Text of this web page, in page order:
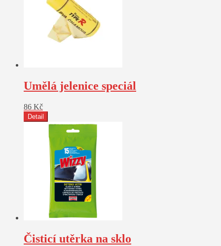
Umělá jelenice speciál
86 Kč
Detail
Čisticí utěrka na sklo